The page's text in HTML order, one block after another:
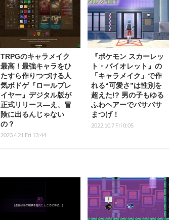
TRPGのキャラメイク
最高！最強キャラをひ
たすら作りつづける人
気ボドゲ『ロールプレ
イヤー』デジタル版が
正式リリース―え、冒
険に出るんじゃない
の？
2023.4.21 Fri 13:44
『ポケモン スカーレッ
ト・バイオレット』の
「キャラメイク」で作
れる“可愛さ”は性別を
超えた!? 男の子もゆる
ふわヘアーでバサバサ
まつげ！
2022.10.7 Fri 0:05